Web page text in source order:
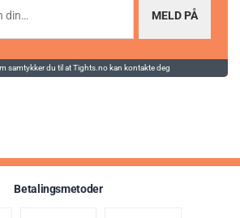
MELD PÅ
samtykker du til at Tights.no kan kontakte deg
Betalingsmetoder